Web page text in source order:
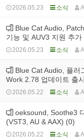
2026.05.23 소식
Blue Cat Audio,
기능 및 AUV3 지원 추가
2026.05.23 소식
Blue Cat Audio, 플러
Work 2.78 업데이트 출
2026.05.22 소식
oeksound, Soothe3
(VST3, AU & AAX) (0)
2026.05.22 소식